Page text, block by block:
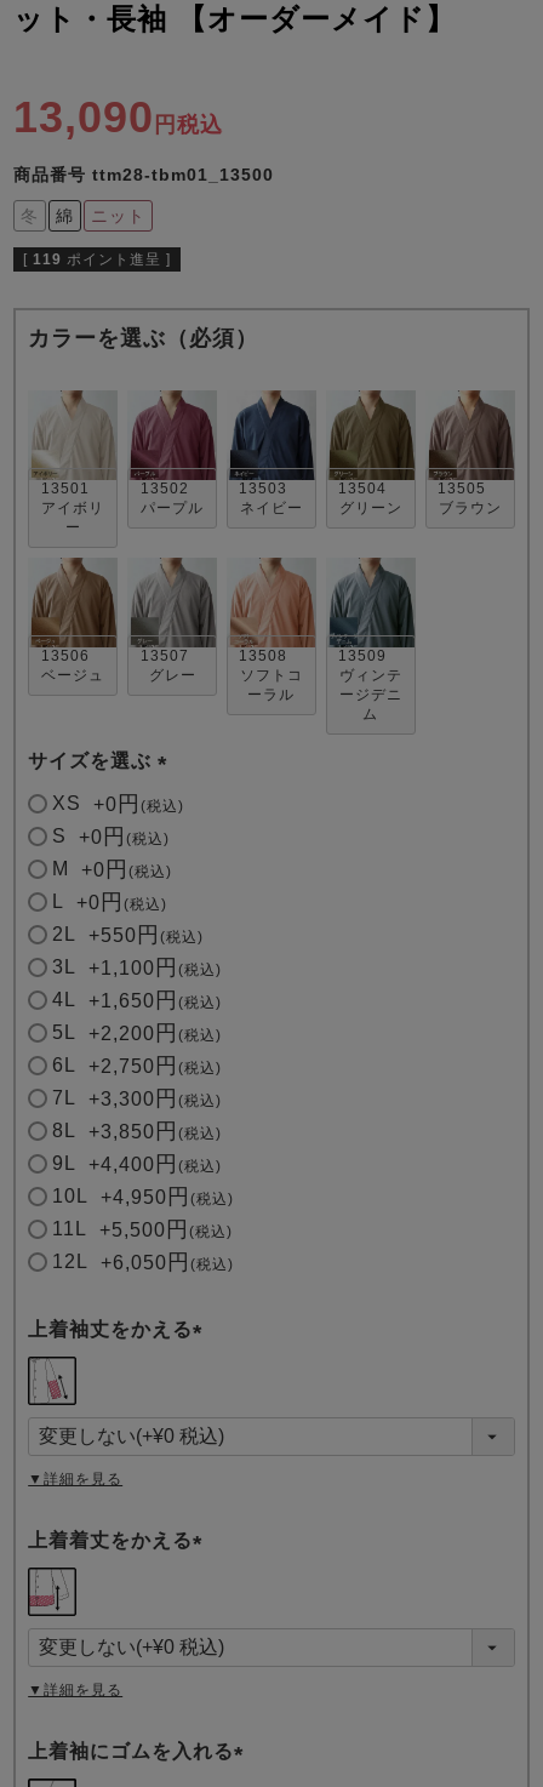
- Item Ranking -
すべての季節のパジャマ一覧はこちら
ガールズ 上着
ガールズズボ
売れ筋ランキング
- Item Ranking -
新着商品
- New Arrival -
すべてのデザインのパジャマ一覧はこちら
ット・長袖 【オーダーメイド】
13,090 税込
商品番号 ttm28-tbm01_13500
冬 綿 ニット
[ 119 ポイント進呈 ]
カラーを選ぶ（必須）
13501
アイボリ
ー
13502
パープル
13503
ネイビー
13504
グリーン
13505
ブラウン
13506
ベージュ
13507
グレー
13508
ソフトコ
ーラル
13509
ヴィンテ
ージデニ
ム
サイズを選ぶ
(
)
XS +0 税込
S +0 税込
M +0 税込
+0 税込
2L +550 税込
3L +1,100 税込
4L +1,650 税込
5L +2,200 税込
6L +2,750 税込
7L +3,300 税込
8L +3,850 税込
9L +4,400 税込
10L +4,950 税込
11L +5,500 税込
12L +6,050 税込
上着袖丈をかえる
須
)
▼詳細を見る
上着着丈をかえる
須
)
▼詳細を見る
上着袖にゴムを入れる